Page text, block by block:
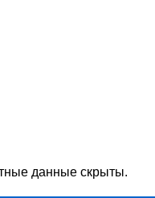
данные скрыты.